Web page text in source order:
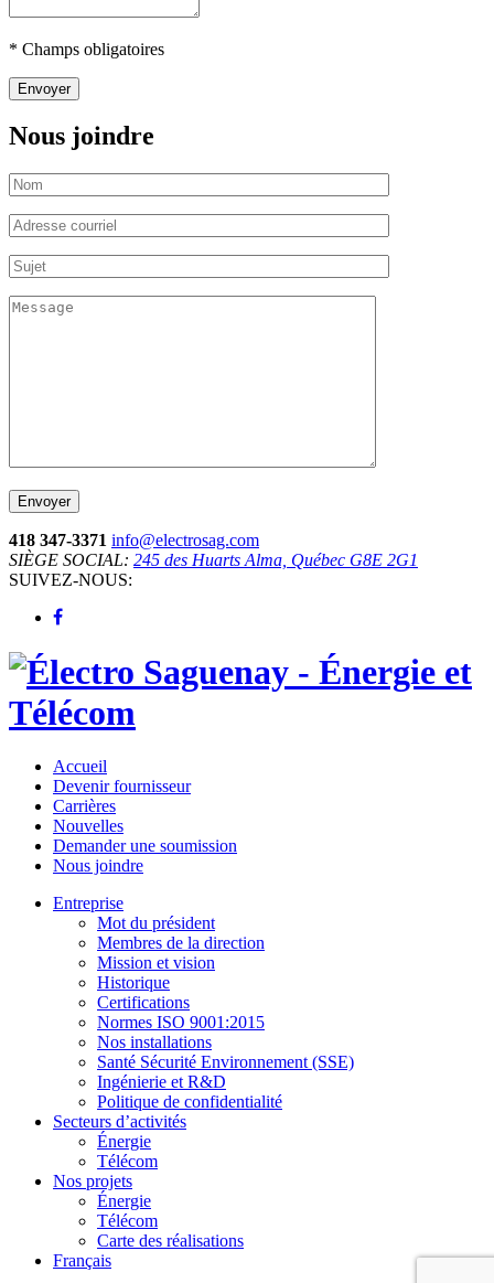
* Champs obligatoires
Nous joindre
418 347-3371 info@electrosag.com
SIÈGE SOCIAL: 245 des Huarts Alma, Québec G8E 2G1
SUIVEZ-NOUS:
Accueil
Devenir fournisseur
Carrières
Nouvelles
Demander une soumission
Nous joindre
Entreprise
Mot du président
Membres de la direction
Mission et vision
Historique
Certifications
Normes ISO 9001:2015
Nos installations
Santé Sécurité Environnement (SSE)
Ingénierie et R&D
Politique de confidentialité
Secteurs d’activités
Énergie
Télécom
Nos projets
Énergie
Télécom
Carte des réalisations
Français